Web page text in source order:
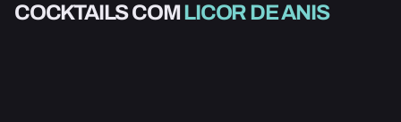
COCKTAILS COMLICOR DE ANIS
LOIRA TONTA